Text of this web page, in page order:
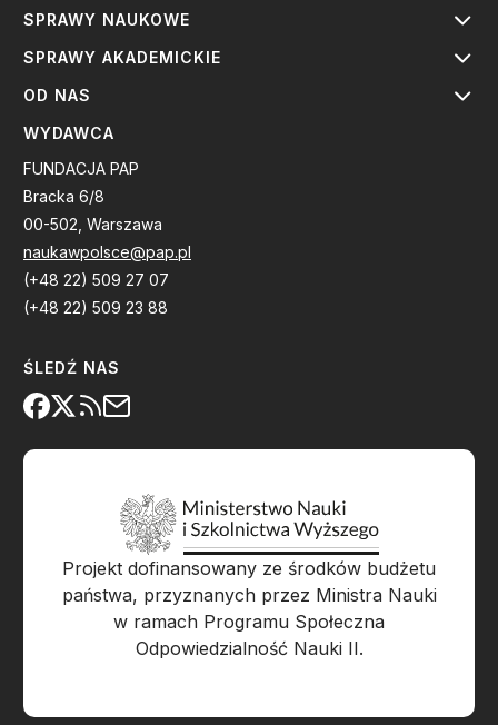
SPRAWY NAUKOWE
SPRAWY AKADEMICKIE
OD NAS
WYDAWCA
FUNDACJA PAP
Bracka 6/8
00-502, Warszawa
naukawpolsce@pap.pl
(+48 22) 509 27 07
(+48 22) 509 23 88
ŚLEDŹ NAS
Projekt dofinansowany ze środków budżetu
państwa, przyznanych przez Ministra Nauki
w ramach Programu Społeczna
Odpowiedzialność Nauki II.